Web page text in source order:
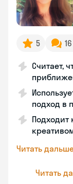
5
Считает,
подход в
Подходит
Читать
Читать